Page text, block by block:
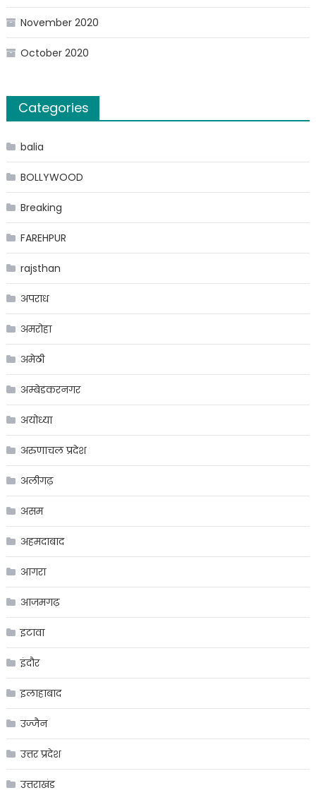
November 2020
October 2020
Categories
balia
BOLLYWOOD
Breaking
FAREHPUR
rajsthan
अपराध
अमरोहा
अमेठी
अम्बेडकरनगर
अयोध्या
अरुणाचल प्रदेश
अलीगढ़
असम
अहमदाबाद
आगरा
आजमगढ़
इटावा
इंदौर
इलाहाबाद
उज्जैन
उत्तर प्रदेश
उत्तराखंड